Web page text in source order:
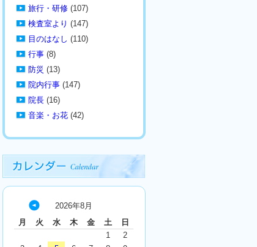
旅行・研修 (107)
検査室より (147)
目のはなし (110)
行事 (8)
防災 (13)
院内行事 (147)
院長 (16)
音楽・お花 (42)
2026年8月
月
火 水 木 金 土 日
« 7
月
1
2